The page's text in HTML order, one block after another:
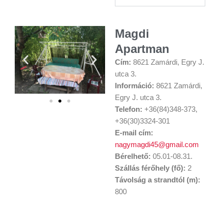
Magdi
Apartman
Cím: 8621 Zamárdi, Egry J.
utca 3.
Információ: 8621 Zamárdi,
Egry J. utca 3.
Telefon: +36(84)348-373,
+36(30)3324-301
E-mail cím:
nagymagdi45@gmail.com
Bérelhető: 05.01-08.31.
Szállás férőhely (fő): 2
Távolság a strandtól (m):
800